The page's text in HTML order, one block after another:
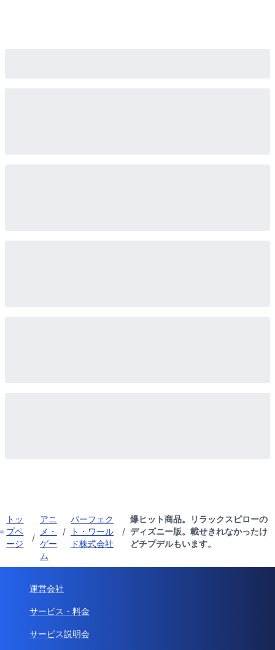
トッ
プペ
ージ
/
アニ
メ・
ゲー
ム
/
パーフェク
ト・ワール
ド株式会社
/
爆ヒット商品。リラックスピローの
ディズニー版。載せきれなかったけ
どチプデルもいます。
運営会社
サービス・料金
サービス説明会